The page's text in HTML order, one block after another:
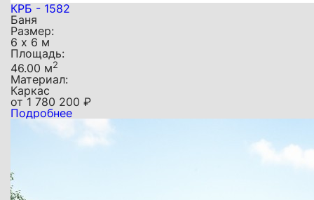
КРБ - 1582
Баня
Размер:
6 х 6 м
Площадь:
46.00 м2
Материал:
Каркас
от1 780 200 ₽
Подробнее